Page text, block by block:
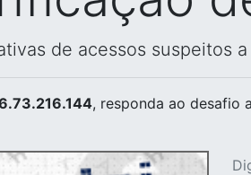
de acessos suspeitos
, responda ao desafio